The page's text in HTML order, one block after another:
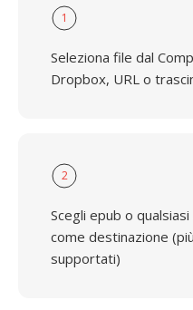
1
Seleziona file dal
Dropbox, URL o
2
Scegli epub o
come destinazione
supportati)